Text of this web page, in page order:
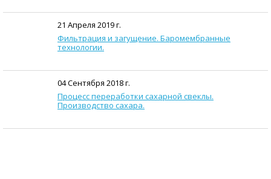
21 Апреля 2019 г.
Фильтрация и загущение. Баромембранные
технологии.
04 Сентября 2018 г.
Процесс переработки сахарной свеклы.
Производство сахара.